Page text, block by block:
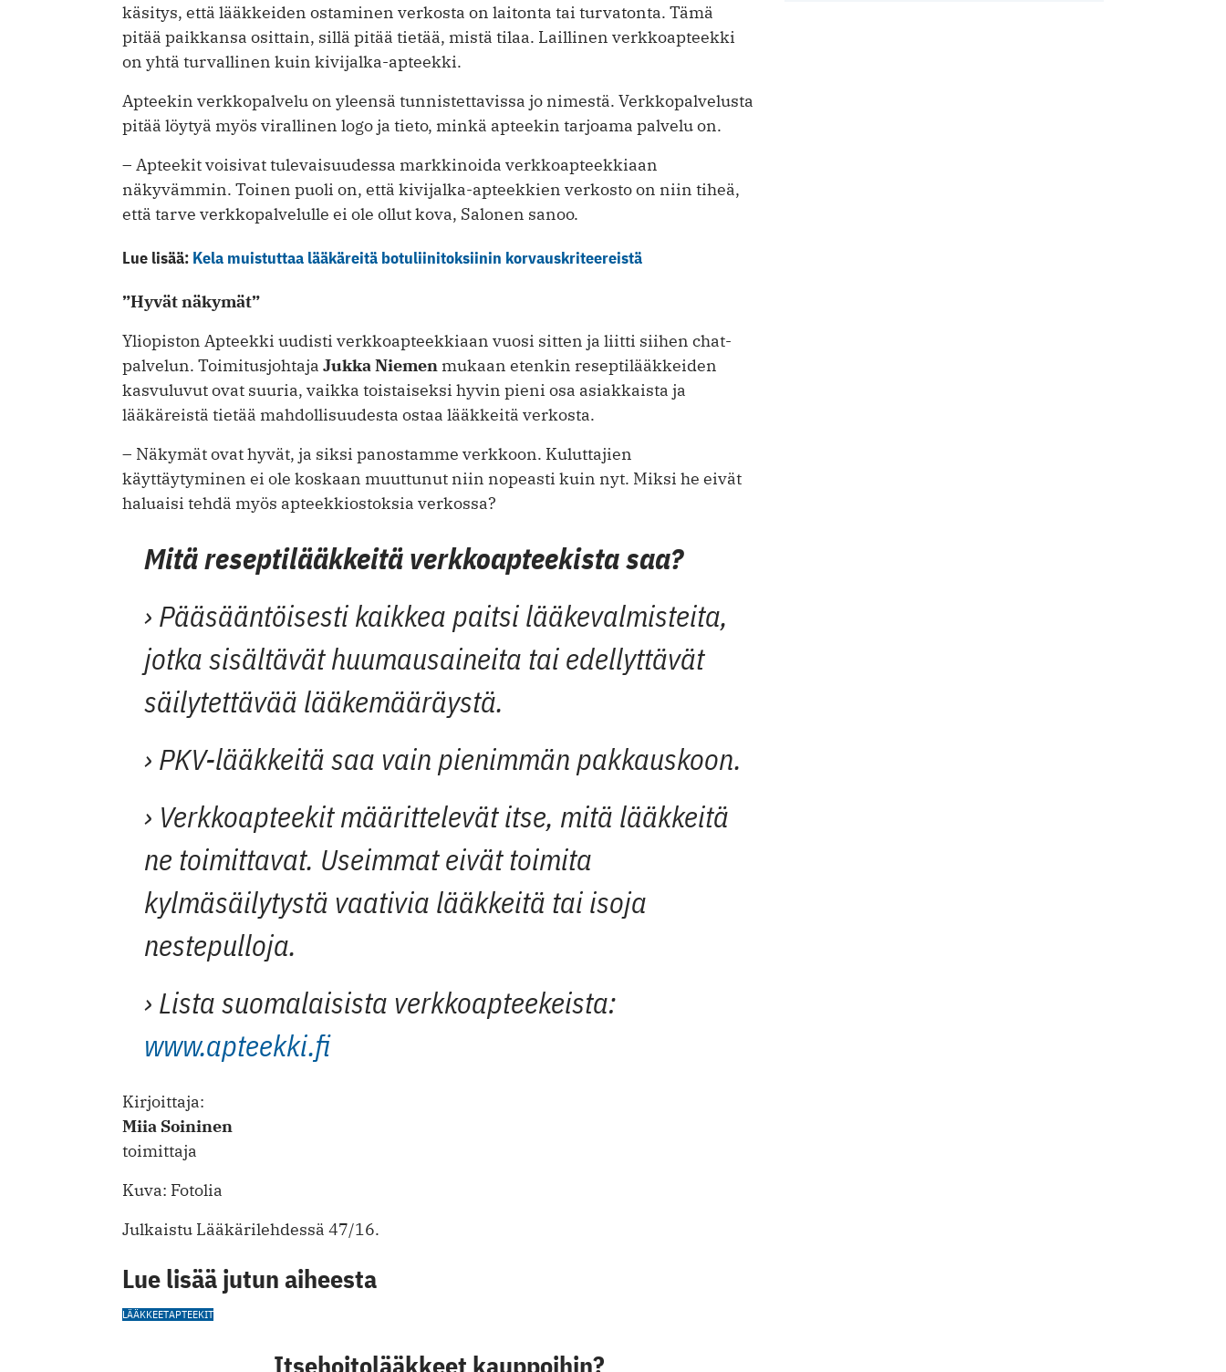
käsitys, että lääkkeiden ostaminen verkosta on laitonta tai turvatonta. Tämä
pitää paikkansa osittain, sillä pitää tietää, mistä tilaa. Laillinen verkko­apteekki
on yhtä turvallinen kuin kivijalka-apteekki.
Apteekin verkkopalvelu on yleensä tunnistettavissa jo nimestä. Verkkopalvelusta
pitää löytyä myös virallinen logo ja tieto, minkä apteekin tarjoama palvelu on.
– Apteekit voisivat tulevaisuudessa markkinoida verkkoapteekkiaan
näkyvämmin. Toinen puoli on, että kivijalka-apteekkien verkosto on niin tiheä,
että tarve verkkopalvelulle ei ole ollut kova, Salonen sanoo.
Lue lisää: Kela muistuttaa lääkäreitä botuliinitoksiinin korvauskriteereistä
”Hyvät näkymät”
Yliopiston Apteekki uudisti verkko­apteekkiaan vuosi sitten ja liitti siihen chat-
palvelun. Toimitusjohtaja Jukka Niemen mukaan etenkin reseptilääkkeiden
kasvuluvut ovat suuria, vaikka toistaiseksi hyvin pieni osa asiakkaista ja
lääkäreistä tietää mahdollisuudesta ostaa lääkkeitä verkosta.
– Näkymät ovat hyvät, ja siksi panostamme verkkoon. Kuluttajien
käyttäytyminen ei ole koskaan muuttunut niin nopeasti kuin nyt. Miksi he eivät
haluaisi tehdä myös apteekkiostoksia verkossa?
Mitä reseptilääkkeitä verkkoapteekista saa?
› Pääsääntöisesti kaikkea paitsi lääke­valmisteita,
jotka sisältävät huumausaineita tai edellyttävät
säilytettävää lääkemääräystä.
› PKV-lääkkeitä saa vain pienimmän pakkauskoon.
› Verkkoapteekit määrittelevät itse, mitä lääkkeitä
ne toimittavat. Useimmat eivät toimita
kylmäsäilytystä vaativia lääkkeitä tai isoja
nestepulloja.
› Lista suomalaisista verkkoapteekeista:
www.apteekki.fi
Kirjoittaja:
Miia Soininen
toimittaja
Kuva: Fotolia
Julkaistu Lääkärilehdessä 47/16.
Lue lisää jutun aiheesta
LÄÄKKEETAPTEEKIT
Itsehoitolääkkeet kauppoihin?